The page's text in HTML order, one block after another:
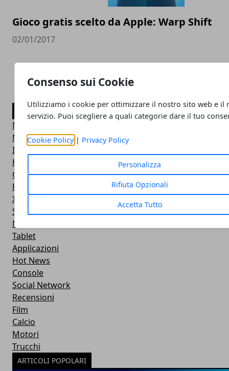
Consenso sui Cookie
Utilizziamo i cookie per ottimizzare il nostro sito web e il
servizio. Puoi scegliere a quali categorie dare il tuo
Cookie Policy| Privacy Policy
Personalizza
Rifiuta Opzionali
Accetta Tutto
Gioco gratis scelto da Apple: Warp Shift
02/01/2017
CATEGORIE
News
Mobile
Internet
Hardware
Offerte
Playstation
Xbox
Smartphone
Nintendo
Tablet
Applicazioni
Hot News
Console
Social Network
Recensioni
Film
Calcio
Motori
Trucchi
ARTICOLI POPOLARI